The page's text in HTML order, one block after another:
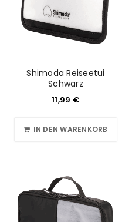
ANMELDEN
Benutzername oder E-
Passwort*
PASSWORT VERGESSEN?
Shimoda Reiseetui
Schwarz
11,99 €
IN DEN WARENKORB